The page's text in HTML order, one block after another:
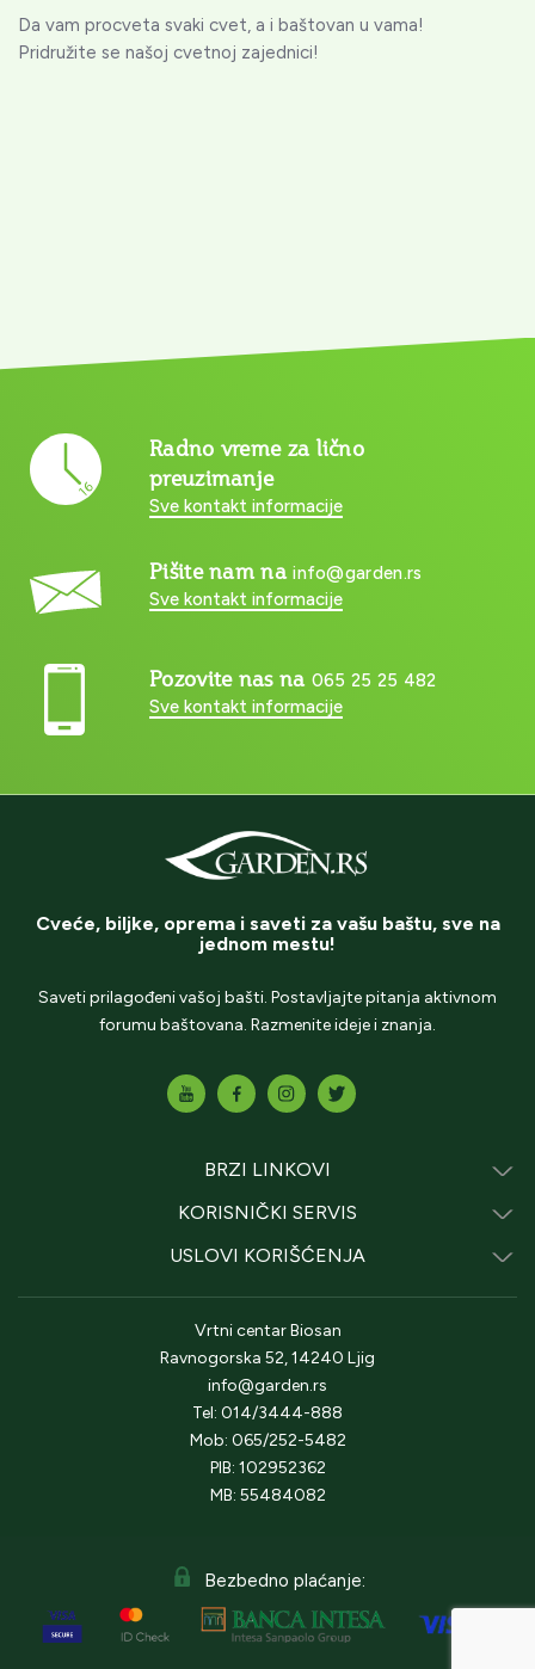
Da vam procveta svaki cvet, a i baštovan u vama!
Pridružite se našoj cvetnoj zajednici!
Radno vreme za lično
preuzimanje
Sve kontakt informacije
Pišite nam nainfo@garden.rs
Sve kontakt informacije
Pozovite nas na 065 25 25 482
Sve kontakt informacije
Cveće, biljke, oprema i saveti za vašu baštu, sve na
jednom mestu!
Saveti prilagođeni vašoj bašti. Postavljajte pitanja aktivnom
forumu baštovana. Razmenite ideje i znanja.
BRZI LINKOVI
KORISNIČKI SERVIS
USLOVI KORIŠĆENJA
Vrtni centar Biosan
Ravnogorska 52, 14240 Ljig
info@garden.rs
Tel: 014/3444-888
Mob: 065/252-5482
PIB: 102952362
MB: 55484082
Bezbedno plaćanje: